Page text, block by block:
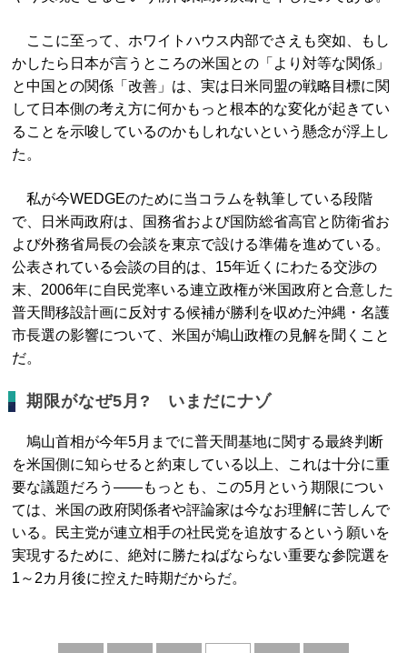
ここに至って、ホワイトハウス内部でさえも突如、もし
かしたら日本が言うところの米国との「より対等な関係」
と中国との関係「改善」は、実は日米同盟の戦略目標に関
して日本側の考え方に何かもっと根本的な変化が起きてい
ることを示唆しているのかもしれないという懸念が浮上し
た。
私が今WEDGEのために当コラムを執筆している段階
で、日米両政府は、国務省および国防総省高官と防衛省お
よび外務省局長の会談を東京で設ける準備を進めている。
公表されている会談の目的は、15年近くにわたる交渉の
末、2006年に自民党率いる連立政権が米国政府と合意した
普天間移設計画に反対する候補が勝利を収めた沖縄・名護
市長選の影響について、米国が鳩山政権の見解を聞くこと
だ。
期限がなぜ5月? いまだにナゾ
鳩山首相が今年5月までに普天間基地に関する最終判断
を米国側に知らせると約束している以上、これは十分に重
要な議題だろう――もっとも、この5月という期限につい
ては、米国の政府関係者や評論家は今なお理解に苦しんで
いる。民主党が連立相手の社民党を追放するという願いを
実現するために、絶対に勝たねばならない重要な参院選を
1～2カ月後に控えた時期だからだ。